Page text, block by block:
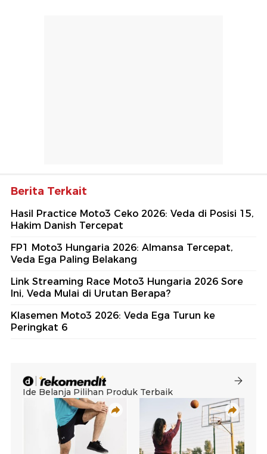
Berita Terkait
Hasil Practice Moto3 Ceko 2026: Veda di Posisi 15,
Hakim Danish Tercepat
FP1 Moto3 Hungaria 2026: Almansa Tercepat,
Veda Ega Paling Belakang
Link Streaming Race Moto3 Hungaria 2026 Sore
Ini, Veda Mulai di Urutan Berapa?
Klasemen Moto3 2026: Veda Ega Turun ke
Peringkat 6